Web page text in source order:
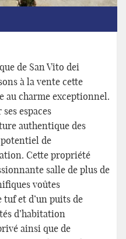
de San Vito dei
à la vente cette
au charme exceptionnel.
espaces
authentique des
de
Cette propriété
salle de plus de
voûtes
et d’un puits de
d’habitation
ainsi que de